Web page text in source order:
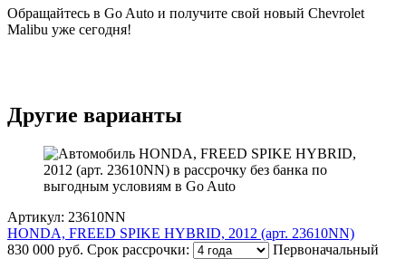
Обращайтесь в Go Auto и получите свой новый Chevrolet
Malibu уже сегодня!
Другие варианты
Артикул: 23610NN
HONDA, FREED SPIKE HYBRID, 2012 (арт. 23610NN)
830 000 руб. Срок рассрочки:
Первоначальный